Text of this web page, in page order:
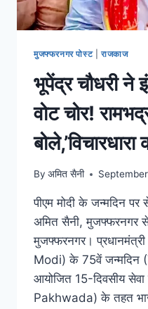
मुजफ्फरनगर पोस्ट| राजकाज
भूपेंद्र चौधरी ने
वोट चोर!
बोले,’विचारधारा
By अमित सैनी
पीएम मोदी के जन्मदिन पर
अमित सैनी, मुजफ्फरनगर से
मुजफ्फरनगर।
Modi) के 75वें जन्मदिन
आयोजित 15-दिवसीय
Pakhwada) के तहत